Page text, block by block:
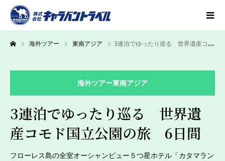
海外ツアー 東南アジア 3連泊でゆったり巡る 世界遺産コモド国立公園の旅 6日間
海外ツアー東南アジア
3連泊でゆったり巡る 世界遺
産コモド国立公園の旅 6日間
フローレス島の全室オーシャンビュー５つ星ホテル「カタマラン